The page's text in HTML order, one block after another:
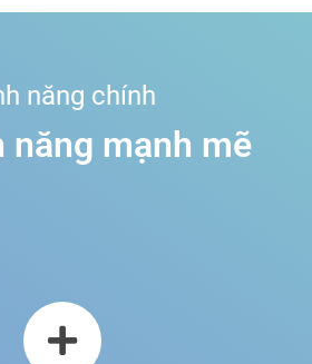
năng chính
năng mạnh mẽ